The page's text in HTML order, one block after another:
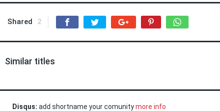
Shared 2
Similar titles
Disqus: add shortname your comunitymore info